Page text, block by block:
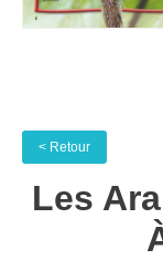
< Retour
Les